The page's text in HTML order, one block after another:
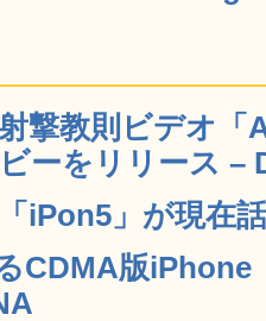
撃教則ビデオ
ーをリリース –
iPon5」が現在
CDMA版iPhone